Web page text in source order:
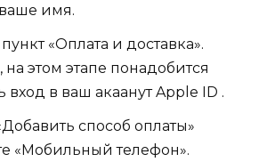
имя.
«Оплата и доставка».
этом этапе понадобится
вход в ваш акаанут Apple ID .
способ оплаты»
«Мобильный телефон».